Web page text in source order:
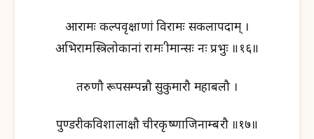
आरामः कल्पवृक्षाणां विरामः सकलापदाम् ।
अभिरामस्त्रिलोकानां रामः श्रीमान्सः नः प्रभुः ॥१६॥
तरुणौ रूपसम्पन्नौ सुकुमारौ महाबलौ ।
पुण्डरीकविशालाक्षौ चीरकृष्णाजिनाम्बरौ ॥१७॥